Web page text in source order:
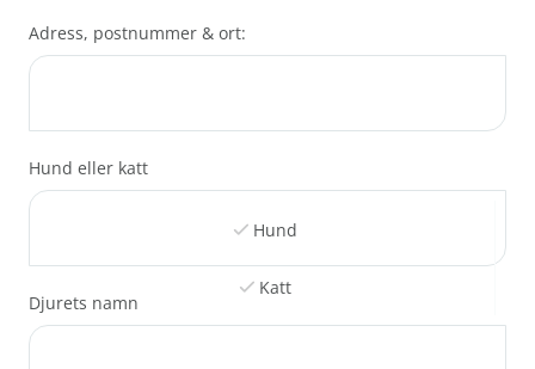
Adress, postnummer & ort:
Hund eller katt
Hund
Katt
Djurets namn